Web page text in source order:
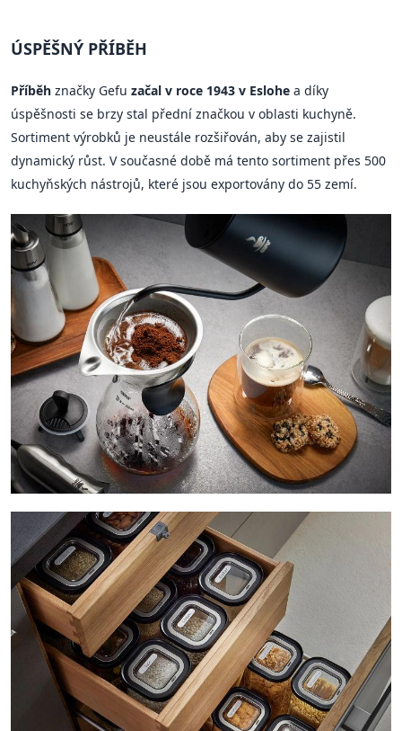
ÚSPĚŠNÝ PŘÍBĚH
Příběh značky Gefu začal v roce 1943 v Eslohe a díky
úspěšnosti se brzy stal přední značkou v oblasti kuchyně.
Sortiment výrobků je neustále rozšiřován, aby se zajistil
dynamický růst. V současné době má tento sortiment přes 500
kuchyňských nástrojů, které jsou exportovány do 55 zemí.